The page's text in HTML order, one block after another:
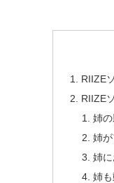
RIIZE
RIIZE
姉
姉
姉
姉